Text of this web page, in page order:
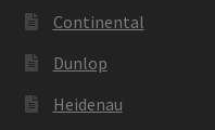
Continental
Dunlop
Heidenau